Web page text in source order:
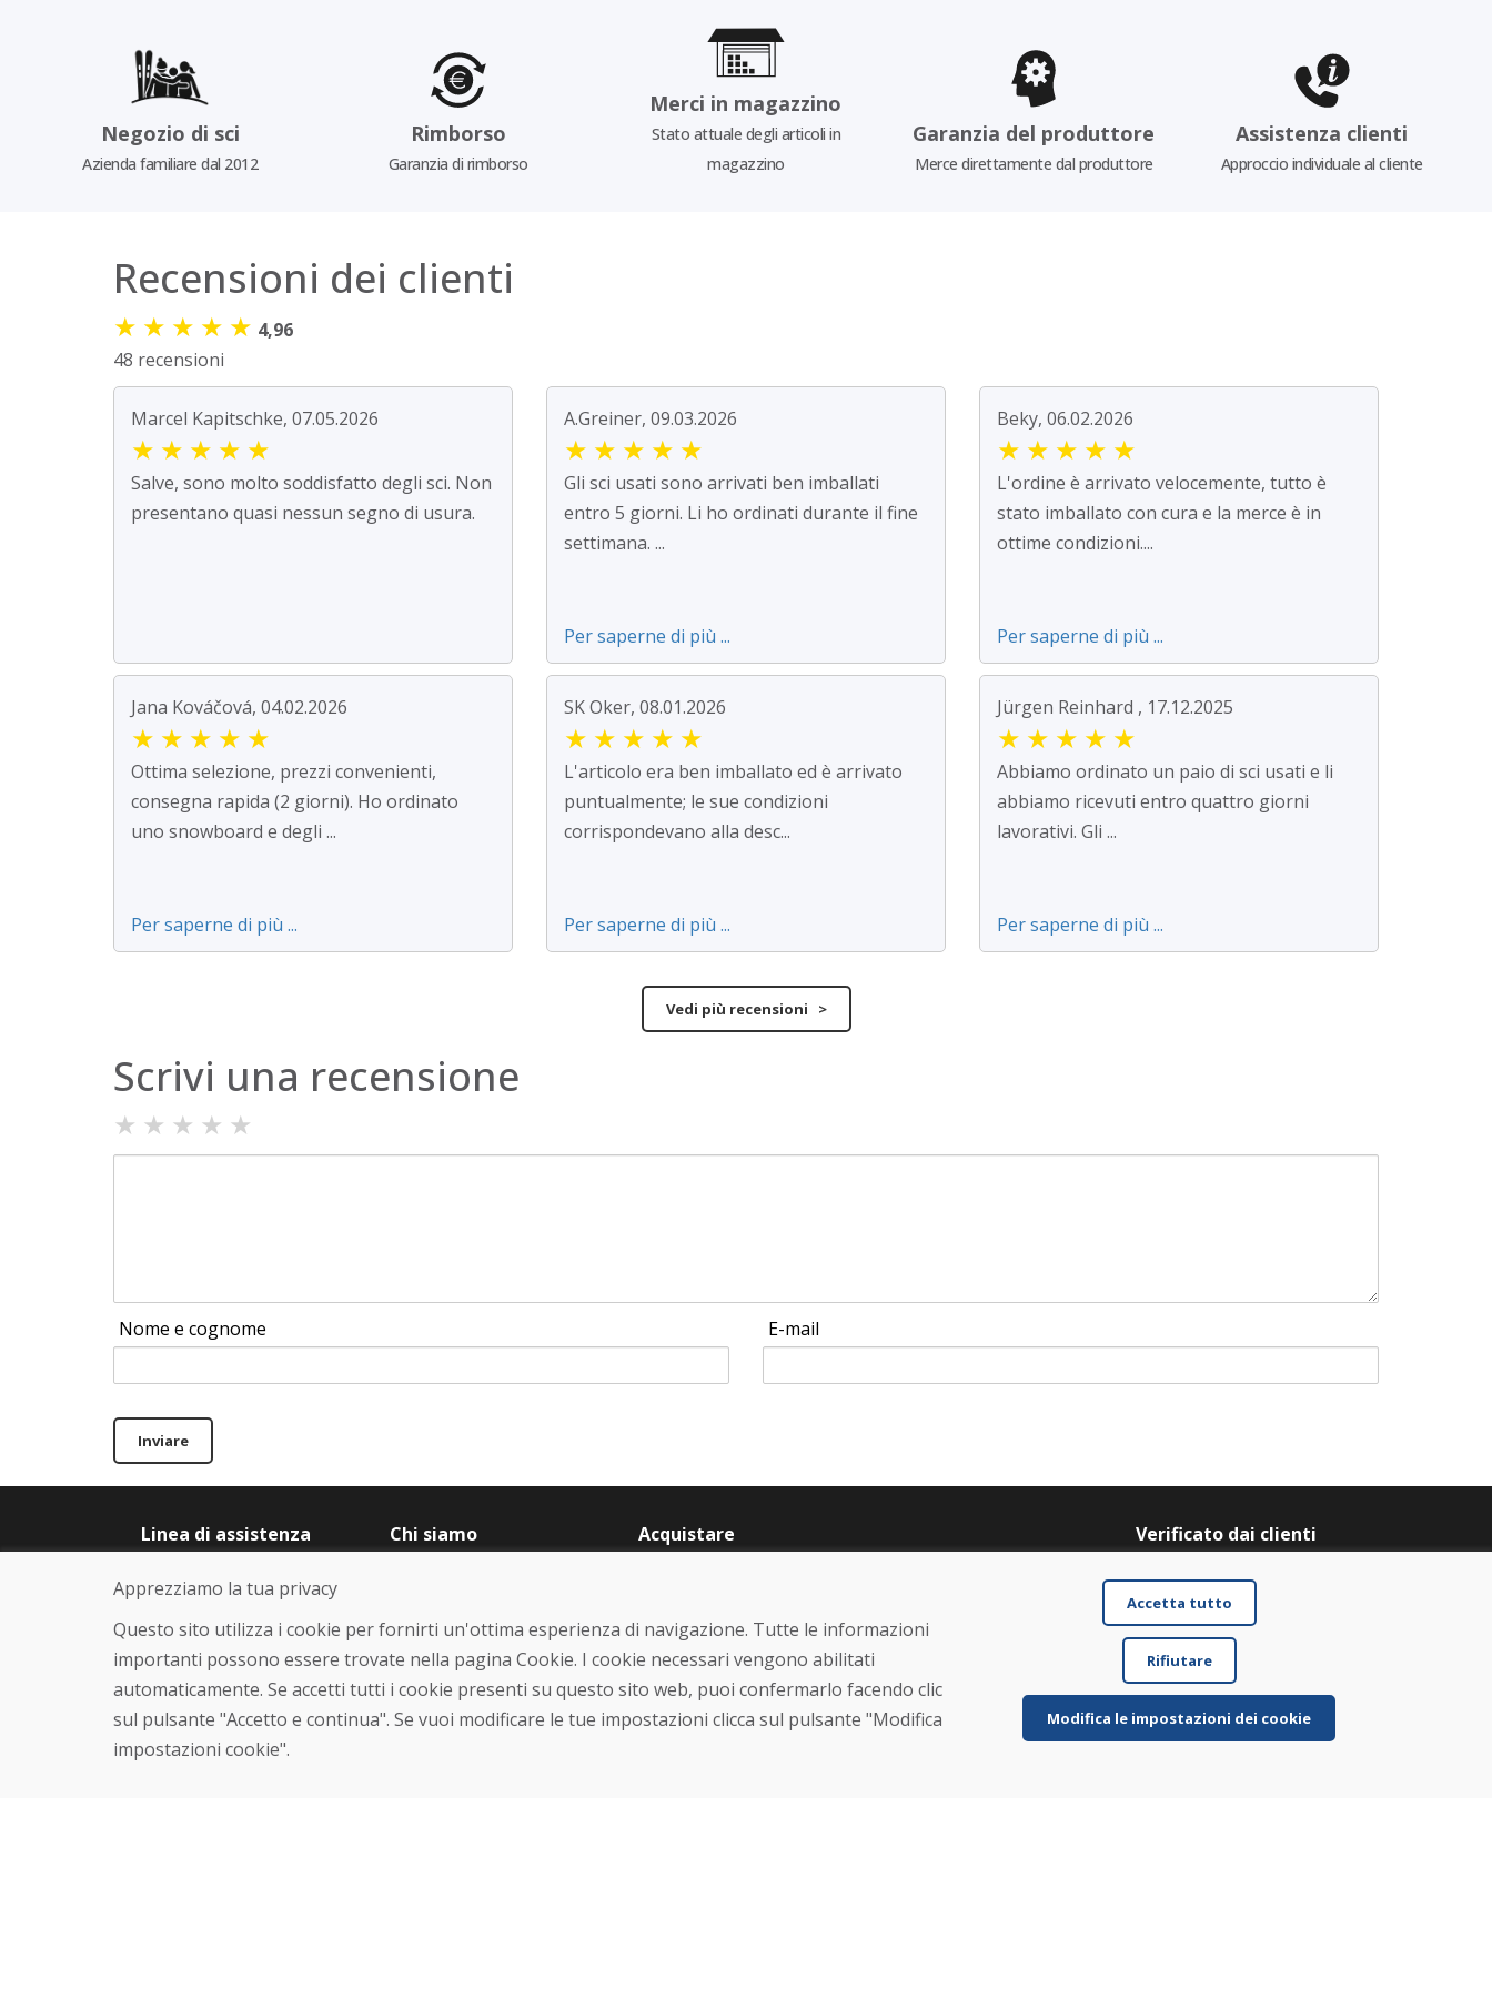
Negozio di sci
Azienda familiare dal 2012
Rimborso
Garanzia di rimborso
Merci in magazzino
Stato attuale degli articoli in
magazzino
Garanzia del produttore
Merce direttamente dal produttore
Assistenza clienti
Approccio individuale al cliente
Recensioni dei clienti
★ ★ ★ ★ ★ 4,96
48 recensioni
Marcel Kapitschke, 07.05.2026
★ ★ ★ ★ ★
Salve, sono molto soddisfatto degli sci. Non
presentano quasi nessun segno di usura.
A.Greiner, 09.03.2026
★ ★ ★ ★ ★
Gli sci usati sono arrivati ben imballati
entro 5 giorni. Li ho ordinati durante il fine
settimana. ...
Per saperne di più ...
Beky, 06.02.2026
★ ★ ★ ★ ★
L'ordine è arrivato velocemente, tutto è
stato imballato con cura e la merce è in
ottime condizioni....
Per saperne di più ...
Jana Kováčová, 04.02.2026
★ ★ ★ ★ ★
Ottima selezione, prezzi convenienti,
consegna rapida (2 giorni). Ho ordinato
uno snowboard e degli ...
Per saperne di più ...
SK Oker, 08.01.2026
★ ★ ★ ★ ★
L'articolo era ben imballato ed è arrivato
puntualmente; le sue condizioni
corrispondevano alla desc...
Per saperne di più ...
Jürgen Reinhard , 17.12.2025
★ ★ ★ ★ ★
Abbiamo ordinato un paio di sci usati e li
abbiamo ricevuti entro quattro giorni
lavorativi. Gli ...
Per saperne di più ...
Vedi più recensioni >
Scrivi una recensione
★ ★ ★ ★ ★
Nome e cognome E-mail
Inviare
Linea di assistenza
info@domivosport.it
Chi siamo
Contatto
Acquistare
Spedizione e pagamento
Rimostranza
Reso e cambio merce
Protezione dei dati personali
Cookies
Verificato dai clienti
★★★
Apprezziamo la tua privacy
Questo sito utilizza i cookie per fornirti un'ottima esperienza di navigazione. Tutte le informazioni
importanti possono essere trovate nella pagina Cookie. I cookie necessari vengono abilitati
automaticamente. Se accetti tutti i cookie presenti su questo sito web, puoi confermarlo facendo clic
sul pulsante "Accetto e continua". Se vuoi modificare le tue impostazioni clicca sul pulsante "Modifica
impostazioni cookie".
Accetta tutto
Rifiutare
Modifica le impostazioni dei cookie